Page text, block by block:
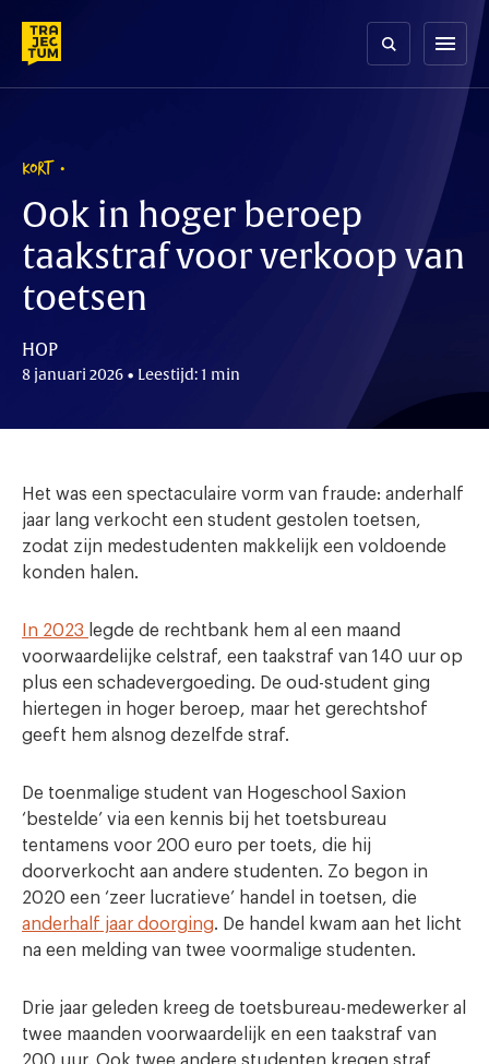
content
menu
KORT
Ook in hoger beroep
taakstraf voor verkoop van
toetsen
HOP
8 januari 2026 • Leestijd: 1 min
Het was een spectaculaire vorm van fraude: anderhalf
jaar lang verkocht een student gestolen toetsen,
zodat zijn medestudenten makkelijk een voldoende
konden halen.
In 2023 legde de rechtbank hem al een maand
voorwaardelijke celstraf, een taakstraf van 140 uur op
plus een schadevergoeding. De oud-student ging
hiertegen in hoger beroep, maar het gerechtshof
geeft hem alsnog dezelfde straf.
De toenmalige student van Hogeschool Saxion
‘bestelde’ via een kennis bij het toetsbureau
tentamens voor 200 euro per toets, die hij
doorverkocht aan andere studenten. Zo begon in
2020 een ‘zeer lucratieve’ handel in toetsen, die
anderhalf jaar doorging. De handel kwam aan het licht
na een melding van twee voormalige studenten.
Drie jaar geleden kreeg de toetsbureau-medewerker al
twee maanden voorwaardelijk en een taakstraf van